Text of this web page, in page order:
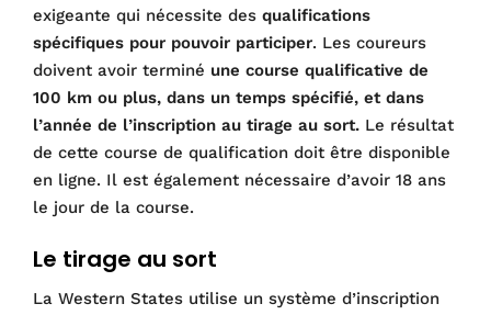
exigeante qui nécessite des qualifications
spécifiques pour pouvoir participer. Les coureurs
doivent avoir terminé une course qualificative de
100 km ou plus, dans un temps spécifié, et dans
l’année de l’inscription au tirage au sort. Le résultat
de cette course de qualification doit être disponible
en ligne. Il est également nécessaire d’avoir 18 ans
le jour de la course.
Le tirage au sort
La Western States utilise un système d’inscription